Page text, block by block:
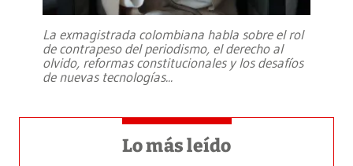
La exmagistrada colombiana habla sobre el rol
de contrapeso del periodismo, el derecho al
olvido, reformas constitucionales y los desafíos
de nuevas tecnologías...
Lo más leído